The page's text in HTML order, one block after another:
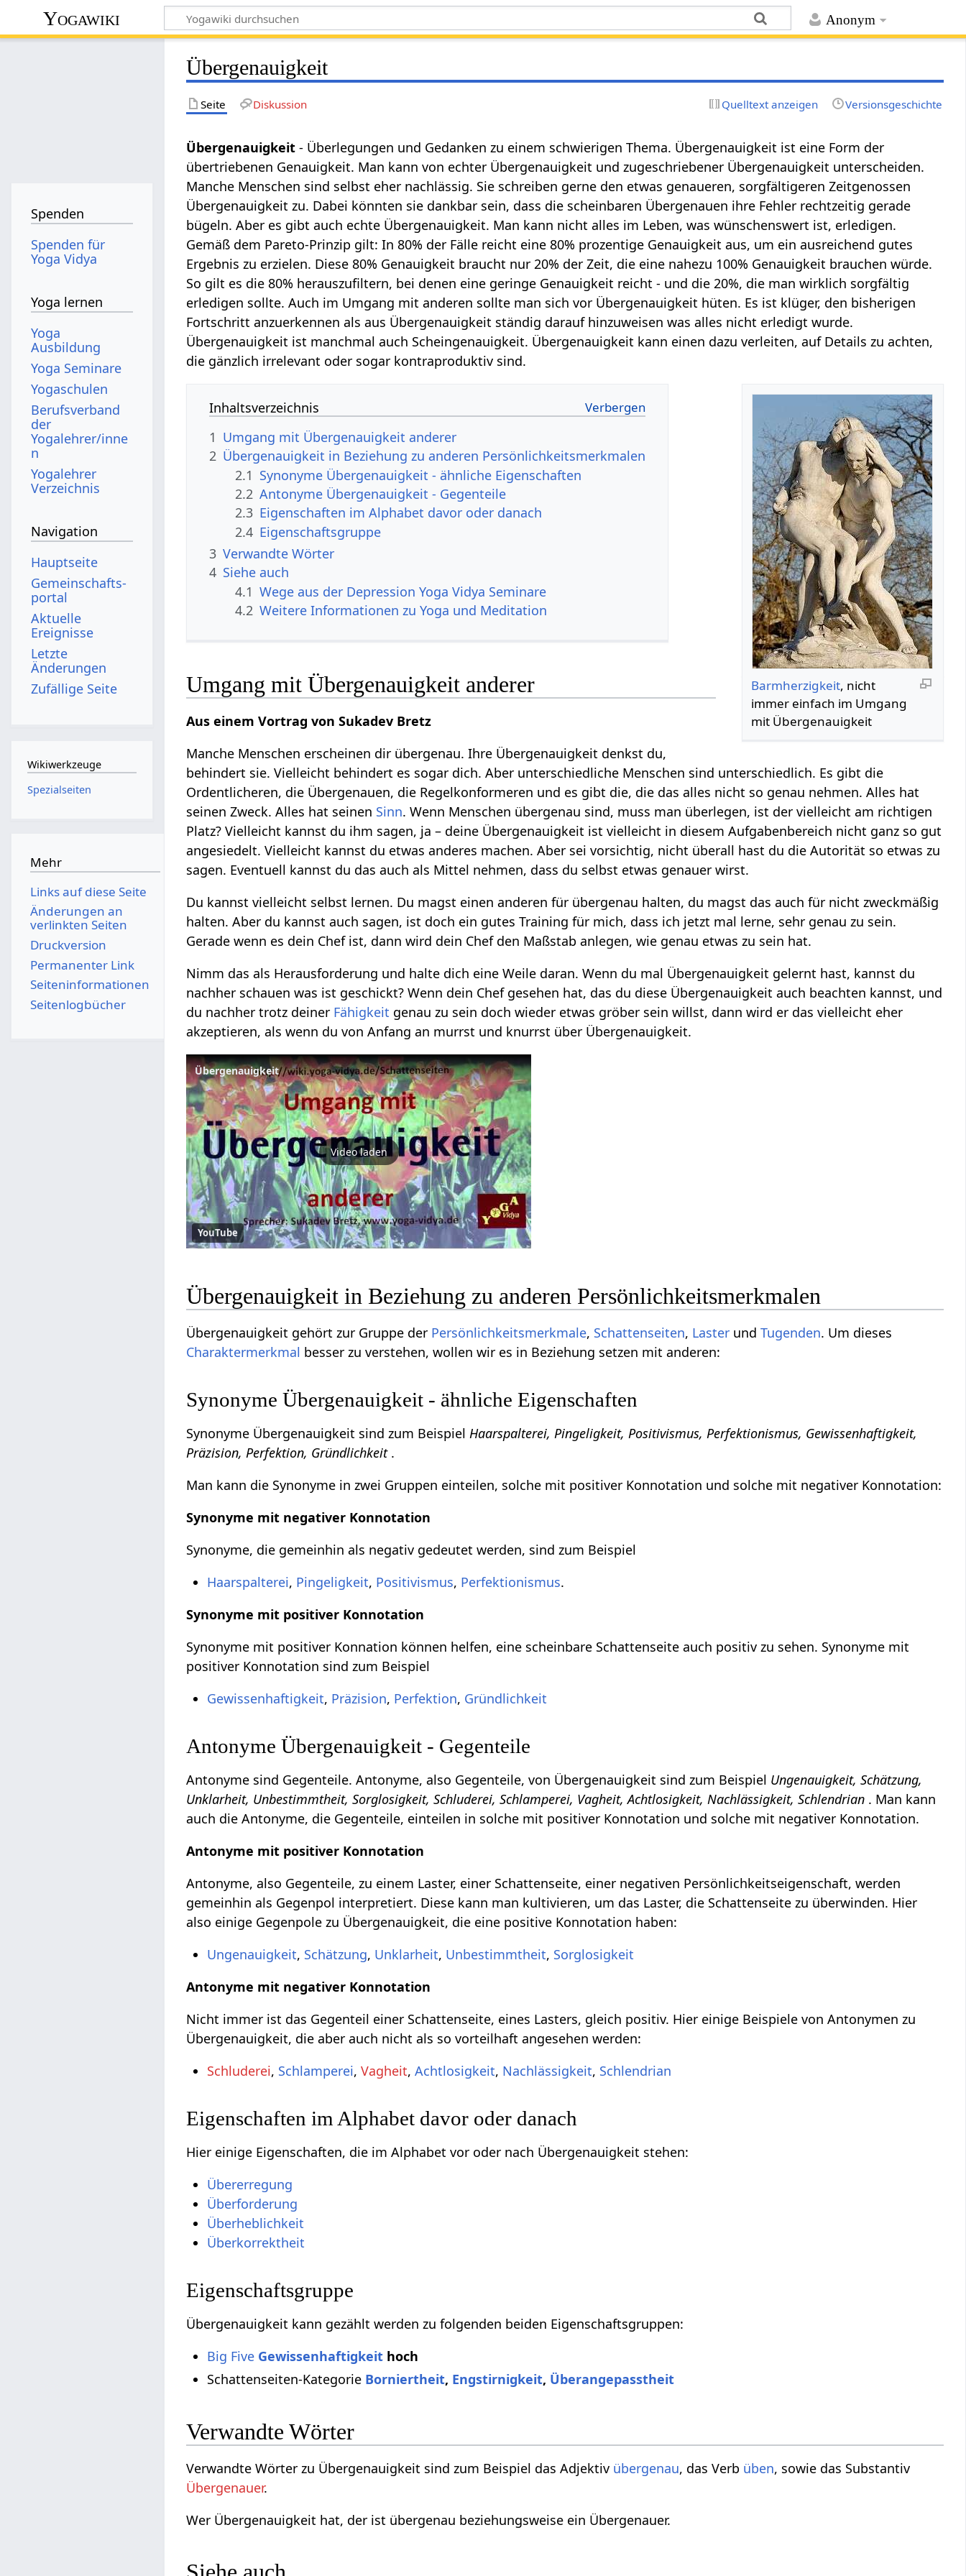
Anonym
Yogawiki
Übergenauigkeit
Seite Diskussion Quelltext anzeigen Versionsgeschichte
Übergenauigkeit - Überlegungen und Gedanken zu einem schwierigen Thema. Übergenauigkeit ist eine Form der
übertriebenen Genauigkeit. Man kann von echter Übergenauigkeit und zugeschriebener Übergenauigkeit unterscheiden.
Manche Menschen sind selbst eher nachlässig. Sie schreiben gerne den etwas genaueren, sorgfältigeren Zeitgenossen
Übergenauigkeit zu. Dabei könnten sie dankbar sein, dass die scheinbaren Übergenauen ihre Fehler rechtzeitig gerade
bügeln. Aber es gibt auch echte Übergenauigkeit. Man kann nicht alles im Leben, was wünschenswert ist, erledigen.
Gemäß dem Pareto-Prinzip gilt: In 80% der Fälle reicht eine 80% prozentige Genauigkeit aus, um ein ausreichend gutes
Ergebnis zu erzielen. Diese 80% Genauigkeit braucht nur 20% der Zeit, die eine nahezu 100% Genauigkeit brauchen würde.
So gilt es die 80% herauszufiltern, bei denen eine geringe Genauigkeit reicht - und die 20%, die man wirklich sorgfältig
erledigen sollte. Auch im Umgang mit anderen sollte man sich vor Übergenauigkeit hüten. Es ist klüger, den bisherigen
Fortschritt anzuerkennen als aus Übergenauigkeit ständig darauf hinzuweisen was alles nicht erledigt wurde.
Übergenauigkeit ist manchmal auch Scheingenauigkeit. Übergenauigkeit kann einen dazu verleiten, auf Details zu achten,
die gänzlich irrelevant oder sogar kontraproduktiv sind.
Barmherzigkeit, nicht
immer einfach im Umgang
mit Übergenauigkeit
Inhaltsverzeichnis
1 Umgang mit Übergenauigkeit anderer
2 Übergenauigkeit in Beziehung zu anderen Persönlichkeitsmerkmalen
2.1 Synonyme Übergenauigkeit - ähnliche Eigenschaften
2.2 Antonyme Übergenauigkeit - Gegenteile
2.3 Eigenschaften im Alphabet davor oder danach
2.4 Eigenschaftsgruppe
3 Verwandte Wörter
4 Siehe auch
4.1 Wege aus der Depression Yoga Vidya Seminare
4.2 Weitere Informationen zu Yoga und Meditation
Umgang mit Übergenauigkeit anderer
Aus einem Vortrag von Sukadev Bretz
Manche Menschen erscheinen dir übergenau. Ihre Übergenauigkeit denkst du,
behindert sie. Vielleicht behindert es sogar dich. Aber unterschiedliche Menschen sind unterschiedlich. Es gibt die
Ordentlicheren, die Übergenauen, die Regelkonformeren und es gibt die, die das alles nicht so genau nehmen. Alles hat
seinen Zweck. Alles hat seinen Sinn. Wenn Menschen übergenau sind, muss man überlegen, ist der vielleicht am richtigen
Platz? Vielleicht kannst du ihm sagen, ja – deine Übergenauigkeit ist vielleicht in diesem Aufgabenbereich nicht ganz so gut
angesiedelt. Vielleicht kannst du etwas anderes machen. Aber sei vorsichtig, nicht überall hast du die Autorität so etwas zu
sagen. Eventuell kannst du das auch als Mittel nehmen, dass du selbst etwas genauer wirst.
Du kannst vielleicht selbst lernen. Du magst einen anderen für übergenau halten, du magst das auch für nicht zweckmäßig
halten. Aber du kannst auch sagen, ist doch ein gutes Training für mich, dass ich jetzt mal lerne, sehr genau zu sein.
Gerade wenn es dein Chef ist, dann wird dein Chef den Maßstab anlegen, wie genau etwas zu sein hat.
Nimm das als Herausforderung und halte dich eine Weile daran. Wenn du mal Übergenauigkeit gelernt hast, kannst du
nachher schauen was ist geschickt? Wenn dein Chef gesehen hat, das du diese Übergenauigkeit auch beachten kannst, und
du nachher trotz deiner Fähigkeit genau zu sein doch wieder etwas gröber sein willst, dann wird er das vielleicht eher
akzeptieren, als wenn du von Anfang an murrst und knurrst über Übergenauigkeit.
Übergenauigkeit
Video laden
YouTube
Übergenauigkeit in Beziehung zu anderen Persönlichkeitsmerkmalen
Übergenauigkeit gehört zur Gruppe der Persönlichkeitsmerkmale, Schattenseiten, Laster undTugenden. Um dieses
Charaktermerkmal besser zu verstehen, wollen wir es in Beziehung setzen mit anderen:
Synonyme Übergenauigkeit - ähnliche Eigenschaften
Synonyme Übergenauigkeit sind zum Beispiel Haarspalterei, Pingeligkeit, Positivismus, Perfektionismus, Gewissenhaftigkeit,
Präzision, Perfektion, Gründlichkeit .
Man kann die Synonyme in zwei Gruppen einteilen, solche mit positiver Konnotation und solche mit negativer Konnotation:
Synonyme mit negativer Konnotation
Synonyme, die gemeinhin als negativ gedeutet werden, sind zum Beispiel
Haarspalterei, Pingeligkeit, Positivismus, Perfektionismus.
Synonyme mit positiver Konnotation
Synonyme mit positiver Konnation können helfen, eine scheinbare Schattenseite auch positiv zu sehen. Synonyme mit
positiver Konnotation sind zum Beispiel
Gewissenhaftigkeit, Präzision, Perfektion, Gründlichkeit
Antonyme Übergenauigkeit - Gegenteile
Antonyme sind Gegenteile. Antonyme, also Gegenteile, von Übergenauigkeit sind zum Beispiel Ungenauigkeit, Schätzung,
Unklarheit, Unbestimmtheit, Sorglosigkeit, Schluderei, Schlamperei, Vagheit, Achtlosigkeit, Nachlässigkeit, Schlendrian . Man kann
auch die Antonyme, die Gegenteile, einteilen in solche mit positiver Konnotation und solche mit negativer Konnotation.
Antonyme mit positiver Konnotation
Antonyme, also Gegenteile, zu einem Laster, einer Schattenseite, einer negativen Persönlichkeitseigenschaft, werden
gemeinhin als Gegenpol interpretiert. Diese kann man kultivieren, um das Laster, die Schattenseite zu überwinden. Hier
also einige Gegenpole zu Übergenauigkeit, die eine positive Konnotation haben:
Ungenauigkeit, Schätzung, Unklarheit, Unbestimmtheit, Sorglosigkeit
Antonyme mit negativer Konnotation
Nicht immer ist das Gegenteil einer Schattenseite, eines Lasters, gleich positiv. Hier einige Beispiele von Antonymen zu
Übergenauigkeit, die aber auch nicht als so vorteilhaft angesehen werden:
Schluderei, Schlamperei,Vagheit,Achtlosigkeit, Nachlässigkeit, Schlendrian
Eigenschaften im Alphabet davor oder danach
Hier einige Eigenschaften, die im Alphabet vor oder nach Übergenauigkeit stehen:
Übererregung
Überforderung
Überheblichkeit
Überkorrektheit
Eigenschaftsgruppe
Übergenauigkeit kann gezählt werden zu folgenden beiden Eigenschaftsgruppen:
Big Five Gewissenhaftigkeit hoch
Schattenseiten-Kategorie Borniertheit, Engstirnigkeit, Überangepasstheit
Verwandte Wörter
Verwandte Wörter zu Übergenauigkeit sind zum Beispiel das Adjektiv übergenau, das Verb üben, sowie das Substantiv
Übergenauer.
Wer Übergenauigkeit hat, der ist übergenau beziehungsweise ein Übergenauer.
Spenden
Spenden für
Yoga Vidya
Yoga lernen
Yoga
Ausbildung
Yoga Seminare
Yogaschulen
Berufsverband
der
Yogalehrer/inne
n
Yogalehrer
Verzeichnis
Navigation
Hauptseite
Gemeinschafts­
portal
Aktuelle
Ereignisse
Letzte
Änderungen
Zufällige Seite
Wikiwerkzeuge
Spezialseiten
Mehr
Links auf diese Seite
Änderungen an
verlinkten Seiten
Druckversion
Permanenter Link
Seiten­­informationen
Seitenlogbücher